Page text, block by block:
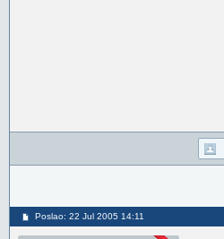
Poslao: 22 Jul 2005 14:11